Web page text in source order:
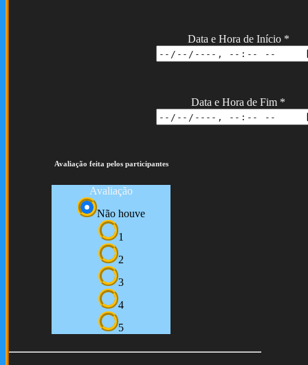
Data e Hora de Início *
Data e Hora de Fim *
Avaliação feita pelos participantes
Avaliação
Não houve
1
2
3
4
5